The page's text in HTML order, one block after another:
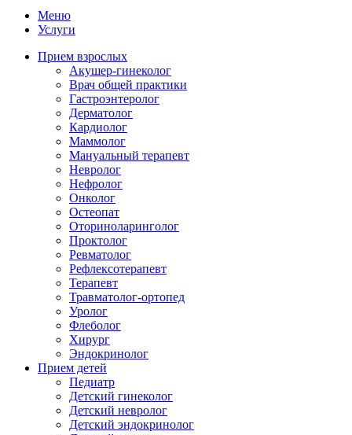
Меню
Услуги
Прием взрослых
Акушер-гинеколог
Врач общей практики
Гастроэнтеролог
Дерматолог
Кардиолог
Маммолог
Мануальный терапевт
Невролог
Нефролог
Онколог
Остеопат
Оториноларинголог
Проктолог
Ревматолог
Рефлексотерапевт
Терапевт
Травматолог-ортопед
Уролог
Флеболог
Хирург
Эндокринолог
Прием детей
Педиатр
Детский гинеколог
Детский невролог
Детский эндокринолог